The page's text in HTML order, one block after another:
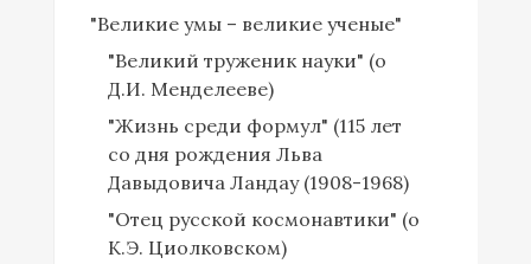
"Великие умы – великие ученые"
"Великий труженик науки" (о
Д.И. Менделееве)
"Жизнь среди формул" (115 лет
со дня рождения Льва
Давыдовича Ландау (1908-1968)
"Отец русской космонавтики" (о
К.Э. Циолковском)